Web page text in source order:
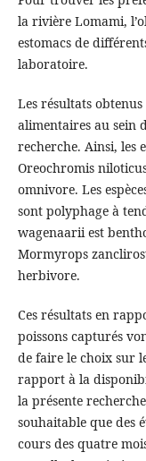
la rivière Lomami,
estomacs de
laboratoire.
Les résultats
alimentaires au sein
recherche. Ainsi, les
Oreochromis
omnivore. Les
sont polyphage à
wagenaarii est
Mormyrops
herbivore.
Ces résultats en
poissons capturés
de faire le choix sur
rapport à la
la présente
souhaitable que des
cours des quatre